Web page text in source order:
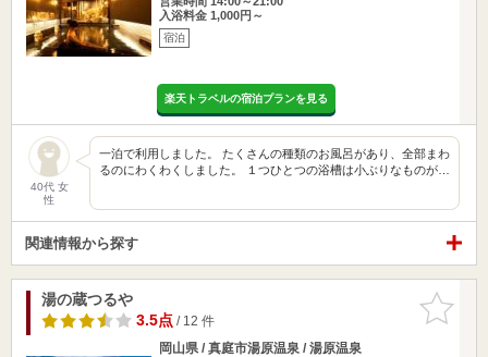
入浴料金 1,000円～
宿泊
楽天トラベルの宿泊プランを見る
40代 女
性
一泊で利用しました。 たくさんの種類のお風呂があり、全部まわ
るのにわくわくしました。 １つひとつの浴槽は小ぶりなものが…
関連情報から探す
お気に入
りに追加
湯の蔵つるや
3.5点/ 12 件
岡山県 / 真庭市湯原温泉 / 湯原温泉